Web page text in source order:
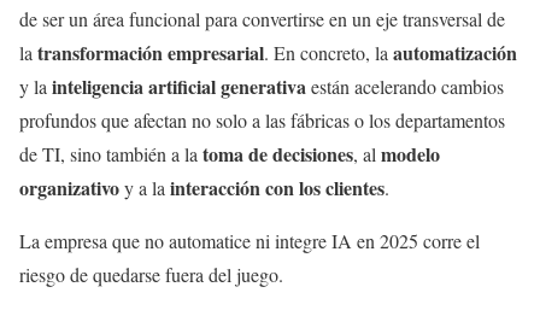
de ser un área funcional para convertirse en un eje transversal de
la transformación empresarial. En concreto, la automatización
y la inteligencia artificial generativaestán acelerando cambios
profundos que afectan no solo a las fábricas o los departamentos
de TI, sino también a la toma de decisiones, al modelo
organizativoy a la interacción con los clientes.
La empresa que no automatice ni integre IA en 2025 corre el
riesgo de quedarse fuera del juego.